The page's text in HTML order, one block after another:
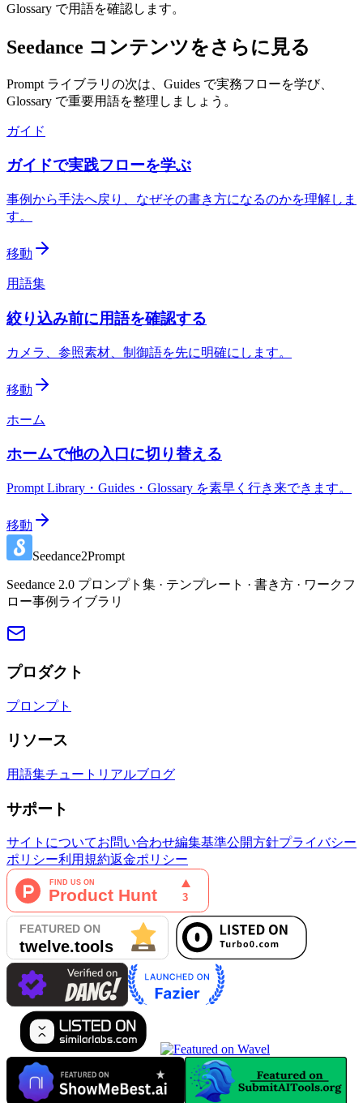
Glossary で用語を確認します。
Seedance コンテンツをさらに見る
Prompt ライブラリの次は、Guides で実務フローを学び、
Glossary で重要用語を整理しましょう。
ガイド
ガイドで実践フローを学ぶ
事例から手法へ戻り、なぜその書き方になるのかを理解しま
す。
移動
用語集
絞り込み前に用語を確認する
カメラ、参照素材、制御語を先に明確にします。
移動
ホーム
ホームで他の入口に切り替える
Prompt Library・Guides・Glossary を素早く行き来できます。
移動
Seedance2Prompt
Seedance 2.0 プロンプト集 · テンプレート · 書き方 · ワークフ
ロー事例ライブラリ
プロダクト
プロンプト
リソース
用語集チュートリアルブログ
サポート
サイトについてお問い合わせ編集基準公開方針プライバシー
ポリシー利用規約返金ポリシー